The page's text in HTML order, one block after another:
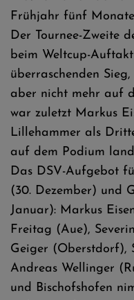
Frühjahr fünf
Der Tournee-Zweite
beim Weltcup-
überraschenden
aber nicht mehr auf
war zuletzt Markus
Lillehammer als
auf dem Podium
Das DSV-Aufgebot
(30. Dezember) und
Januar): Markus
Freitag (Aue),
Geiger (Oberstdorf),
Andreas Wellinger
und Bischofshofen